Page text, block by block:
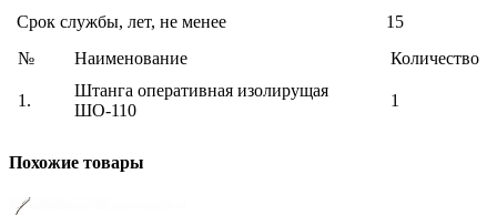
Срок службы, лет, не менее
15
№
Наименование Количество
1.
Штанга оперативная изолирущая
ШО-110
1
Похожие товары